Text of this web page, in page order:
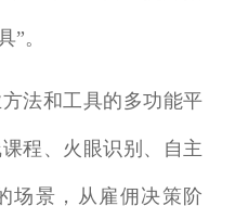
”。
法和工具的多功能平
程、火眼识别、自主
场景，从雇佣决策阶